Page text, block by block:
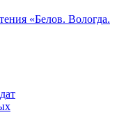
«Белов. Вологда.